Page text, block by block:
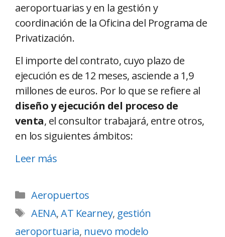
aeroportuarias y en la gestión y
coordinación de la Oficina del Programa de
Privatización.
El importe del contrato, cuyo plazo de
ejecución es de 12 meses, asciende a 1,9
millones de euros. Por lo que se refiere al
diseño y ejecución del proceso de
venta, el consultor trabajará, entre otros,
en los siguientes ámbitos:
Leer más
Aeropuertos
AENA,AT Kearney, gestión
aeroportuaria, nuevo modelo